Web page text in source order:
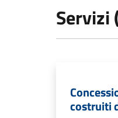
Servizi
costruiti